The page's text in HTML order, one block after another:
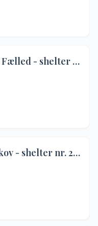
Lejrplads Randers Nordre Fælled - shelter nr. 2 (ikke bookbar)
Lejrplads Randers Nørreskov - shelter nr. 2 (ikke bookbar)